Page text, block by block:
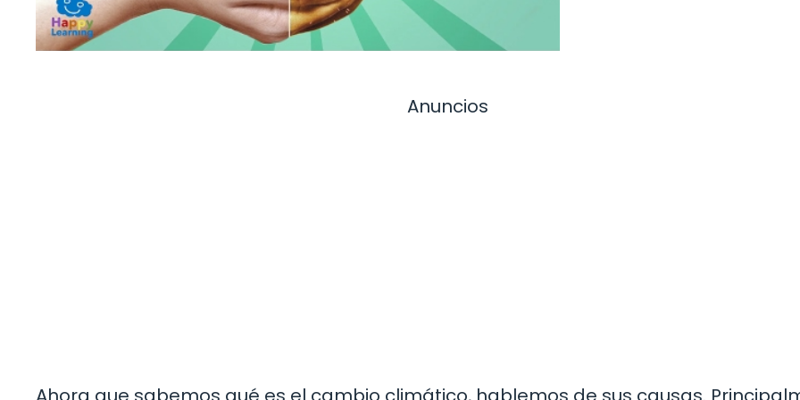
Anuncios